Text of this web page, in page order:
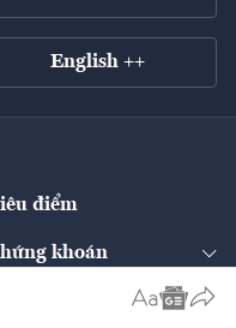
English ++
điểm
khoán
Doanh nghiệp niêm yết